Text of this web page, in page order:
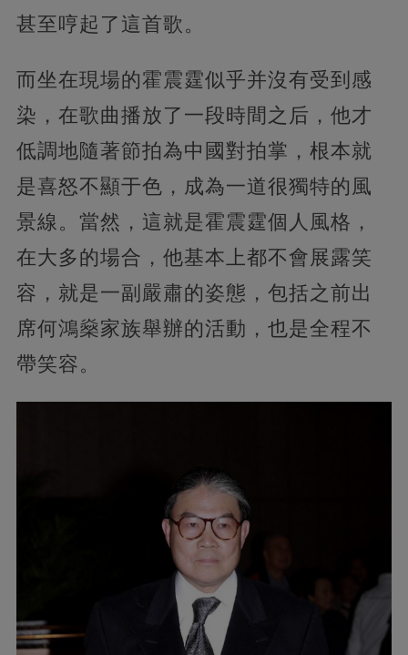
甚至哼起了這首歌。
而坐在現場的霍震霆似乎并沒有受到感
染，在歌曲播放了一段時間之后，他才
低調地隨著節拍為中國對拍掌，根本就
是喜怒不顯于色，成為一道很獨特的風
景線。當然，這就是霍震霆個人風格，
在大多的場合，他基本上都不會展露笑
容，就是一副嚴肅的姿態，包括之前出
席何鴻燊家族舉辦的活動，也是全程不
帶笑容。